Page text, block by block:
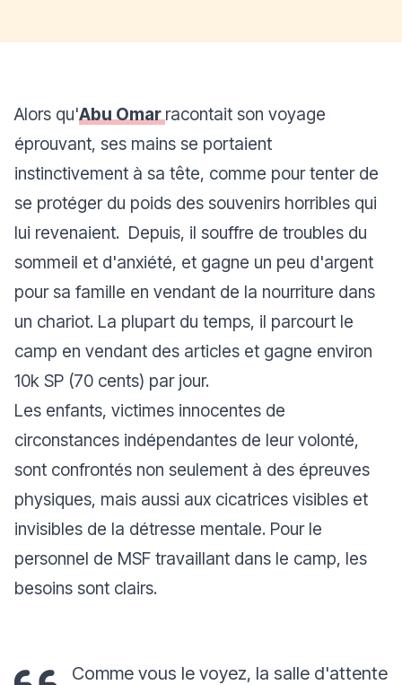
Alors qu'Abu Omar racontait son voyage
éprouvant, ses mains se portaient
instinctivement à sa tête, comme pour tenter de
se protéger du poids des souvenirs horribles qui
lui revenaient. Depuis, il souffre de troubles du
sommeil et d'anxiété, et gagne un peu d'argent
pour sa famille en vendant de la nourriture dans
un chariot. La plupart du temps, il parcourt le
camp en vendant des articles et gagne environ
10k SP (70 cents) par jour.
Les enfants, victimes innocentes de
circonstances indépendantes de leur volonté,
sont confrontés non seulement à des épreuves
physiques, mais aussi aux cicatrices visibles et
invisibles de la détresse mentale. Pour le
personnel de MSF travaillant dans le camp, les
besoins sont clairs.
Comme vous le voyez, la salle d'attente